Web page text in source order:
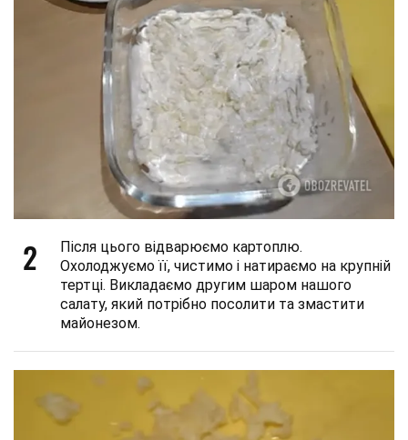
2
Після цього відварюємо картоплю.
Охолоджуємо її, чистимо і натираємо на крупній
тертці. Викладаємо другим шаром нашого
салату, який потрібно посолити та змастити
майонезом.